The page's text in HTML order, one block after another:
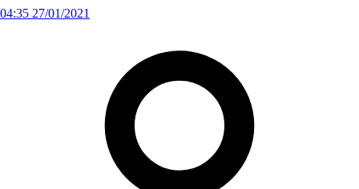
04:35 27/01/2021